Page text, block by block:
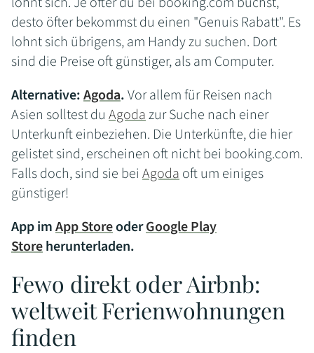
desto öfter bekommst du einen "Genuis Rabatt". Es
lohnt sich übrigens, am Handy zu suchen. Dort
sind die Preise oft günstiger, als am Computer.
Alternative:Agoda.Vor allem für Reisen nach
Asien solltest du Agodazur Suche nach einer
Unterkunft einbeziehen. Die Unterkünfte, die hier
gelistet sind, erscheinen oft nicht bei booking.com.
Falls doch, sind sie bei Agodaoft um einiges
günstiger!
App imApp StoreoderGoogle Play
Storeherunterladen.
Fewo direkt oder Airbnb:
weltweit Ferienwohnungen
finden